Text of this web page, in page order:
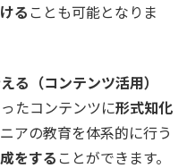
る ことも可能となりま
る（コンテンツ活用）
たコンテンツに形式知化
アの教育を体系的に行う
をする ことができます。